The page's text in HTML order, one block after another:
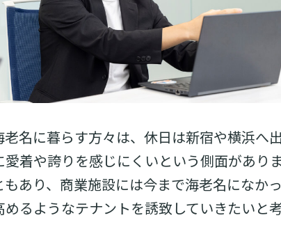
老名に暮らす方々は、休日は新宿や横浜へ
着や誇りを感じにくいという側面があり
あり、商業施設には今まで海老名になか
るようなテナントを誘致していきたいと考